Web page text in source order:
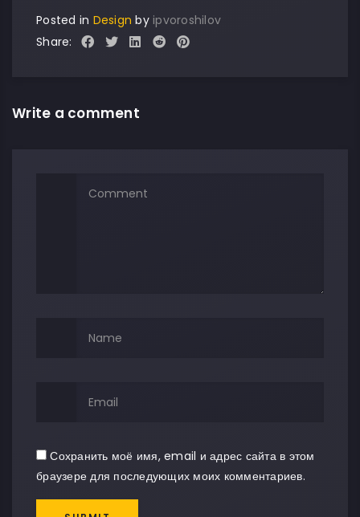
Posted in Design by ipvoroshilov
Share:
Write a comment
Сохранить моё имя, email и адрес сайта в этом
браузере для последующих моих комментариев.